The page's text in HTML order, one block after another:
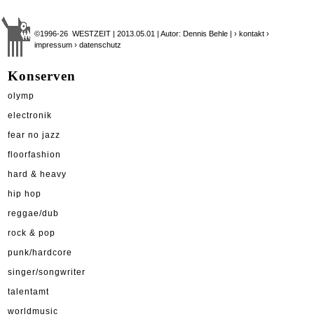
©1996-26 WESTZEIT | 2013.05.01 | Autor: Dennis Behle |› kontakt ›
impressum › datenschutz
Konserven
olymp
electronik
fear no jazz
floorfashion
hard & heavy
hip hop
reggae/dub
rock & pop
punk/hardcore
singer/songwriter
talentamt
worldmusic